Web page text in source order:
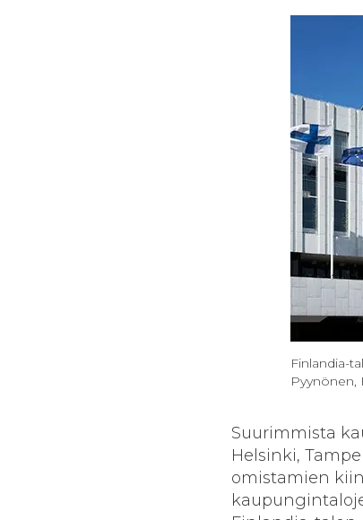
Finlandia-
Pyynönen,
Suurimmista
Helsinki,
omistamien